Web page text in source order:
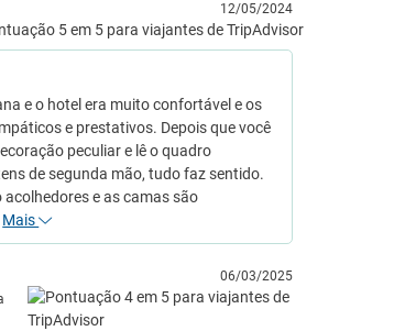
12/05/2024
e o hotel era muito confortável e os
e prestativos. Depois que você
peculiar e lê o quadro
de segunda mão, tudo faz sentido.
e as camas são
Mais
06/03/2025